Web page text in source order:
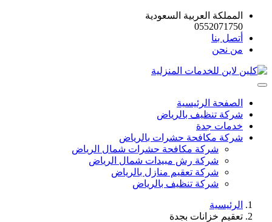
المملكة العربية السعودية
0552071750
أتصل بنا
من نحن
الصفحة الرئيسية
شركة تنظيف بالرياض
خدمات جدة
شركة مكافحة حشرات بالرياض
شركة مكافحة حشرات شمال الرياض
شركة رش مبيدات شمال الرياض
شركة تعقيم منازل بالرياض
شركة تنظيف بالرياض
الرئيسية
تعقيم خزانات بجدة